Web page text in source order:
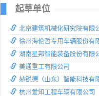
起草单位
北京建筑机械化研究院有限
徐州海伦哲专用车辆股份有
湖南星邦智能装备股份有限
美通重工有限公司
赫锐德（山东）智能科技有
杭州爱知工程车辆有限公司